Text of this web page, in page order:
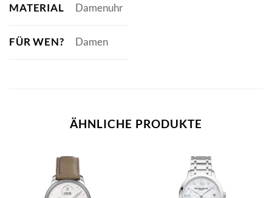
MATERIAL Damenuhr
FÜR WEN? Damen
ÄHNLICHE PRODUKTE